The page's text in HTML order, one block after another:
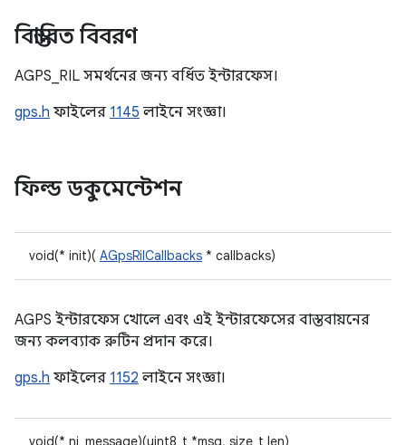
বিস্তারিত বিবরণ
AGPS_RIL সমর্থনের জন্য বর্ধিত ইন্টারফেস।
gps.h ফাইলের 1145 লাইনে সংজ্ঞা।
ফিল্ড ডকুমেন্টেশন
void(* init)( AGpsRilCallbacks * callbacks)
AGPS ইন্টারফেস খোলে এবং এই ইন্টারফেসের বাস্তবায়নের
জন্য কলব্যাক রুটিন প্রদান করে।
gps.h ফাইলের 1152 লাইনে সংজ্ঞা।
void(* ni_message)(uint8_t *msg, size_t len)